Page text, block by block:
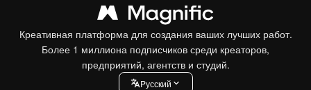
Креативная платформа для создания ваших лучших работ.
Более 1 миллиона подписчиков среди креаторов,
предприятий, агентств и студий.
Pусский